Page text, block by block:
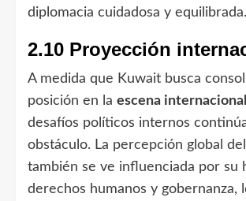
diplomacia cuidadosa y equilibrada.
2.10 Proyección
A medida que Kuwait busca
posición en la escena internacional
desafíos políticos internos
obstáculo. La percepción global
también se ve influenciada por su
derechos humanos y gobernanza,